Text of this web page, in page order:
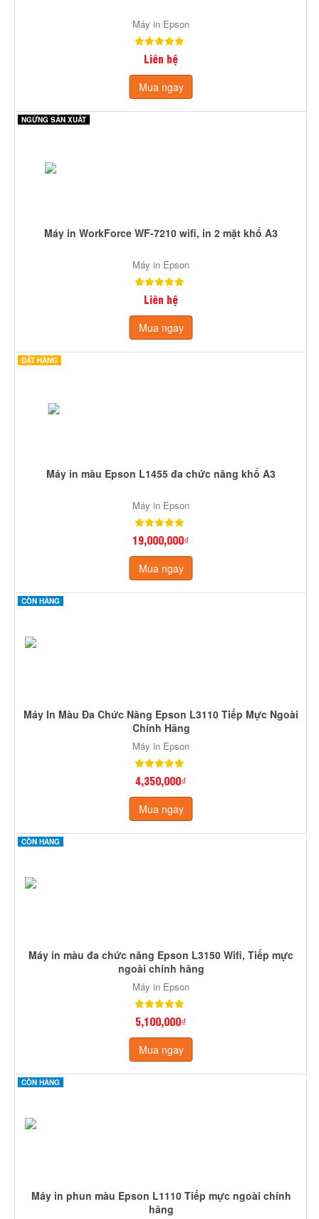
Máy in Epson
Liên hệ
Mua ngay
NGỪNG SẢN XUẤT
Máy in WorkForce WF-7210 wifi, in 2 mặt khổ A3
Máy in Epson
Liên hệ
Mua ngay
ĐẶT HÀNG
Máy in màu Epson L1455 đa chức năng khổ A3
Máy in Epson
19,000,000₫
Mua ngay
CÒN HÀNG
Máy In Màu Đa Chức Năng Epson L3110 Tiếp Mực Ngoài
Chính Hãng
Máy in Epson
4,350,000₫
Mua ngay
CÒN HÀNG
Máy in màu đa chức năng Epson L3150 Wifi, Tiếp mực
ngoài chính hãng
Máy in Epson
5,100,000₫
Mua ngay
CÒN HÀNG
Máy in phun màu Epson L1110 Tiếp mực ngoài chính
hãng